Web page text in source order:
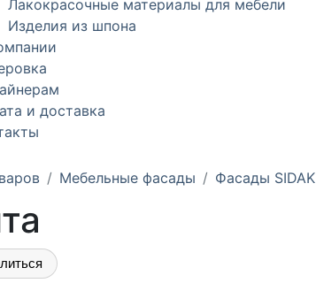
Лакокрасочные материалы для мебели
Изделия из шпона
и доставка
Мебельные фасады Фасады SIDAK